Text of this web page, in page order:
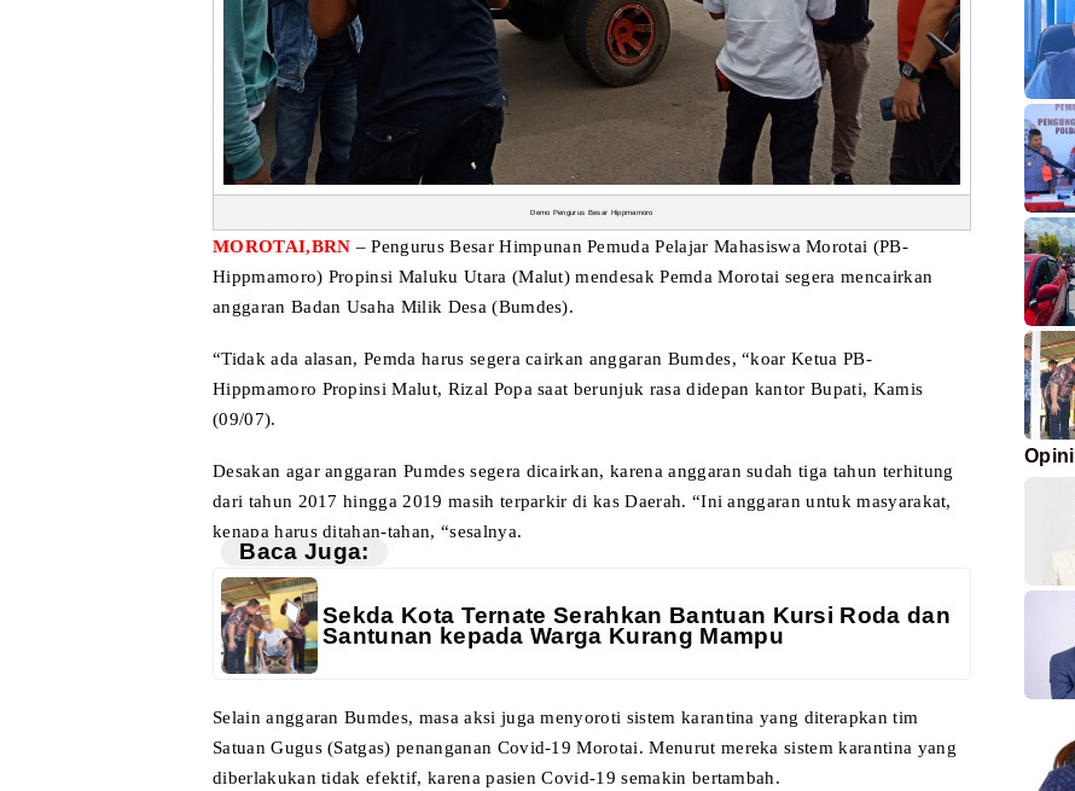
Demo Pengurus Besar Hippmamoro
MOROTAI,BRN – Pengurus Besar Himpunan Pemuda Pelajar Mahasiswa Morotai (PB-
Hippmamoro) Propinsi Maluku Utara (Malut) mendesak Pemda Morotai segera mencairkan
anggaran Badan Usaha Milik Desa (Bumdes).
“Tidak ada alasan, Pemda harus segera cairkan anggaran Bumdes, “koar Ketua PB-
Hippmamoro Propinsi Malut, Rizal Popa saat berunjuk rasa didepan kantor Bupati, Kamis
(09/07).
Desakan agar anggaran Pumdes segera dicairkan, karena anggaran sudah tiga tahun terhitung
dari tahun 2017 hingga 2019 masih terparkir di kas Daerah. “Ini anggaran untuk masyarakat,
kenapa harus ditahan-tahan, “sesalnya.
Baca Juga:
Sekda Kota Ternate Serahkan Bantuan Kursi Roda dan
Santunan kepada Warga Kurang Mampu
Selain anggaran Bumdes, masa aksi juga menyoroti sistem karantina yang diterapkan tim
Satuan Gugus (Satgas) penanganan Covid-19 Morotai. Menurut mereka sistem karantina yang
diberlakukan tidak efektif, karena pasien Covid-19 semakin bertambah.
Opini